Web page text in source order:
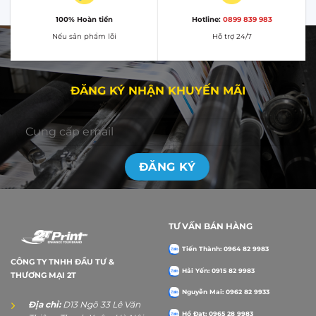
100% Hoàn tiền
Nếu sản phẩm lỗi
Hotline: 0899 839 983
Hỗ trợ 24/7
ĐĂNG KÝ NHẬN KHUYẾN MÃI
CÔNG TY TNHH ĐẦU TƯ &
THƯƠNG MẠI 2T
Địa chỉ:D13 Ngõ 33 Lê Văn
TƯ VẤN BÁN HÀNG
Tiến Thành: 0964 82 9983
Hải Yến: 0915 82 9983
Nguyễn Mai: 0962 82 9933
Hồ Đạt: 0965 28 9983